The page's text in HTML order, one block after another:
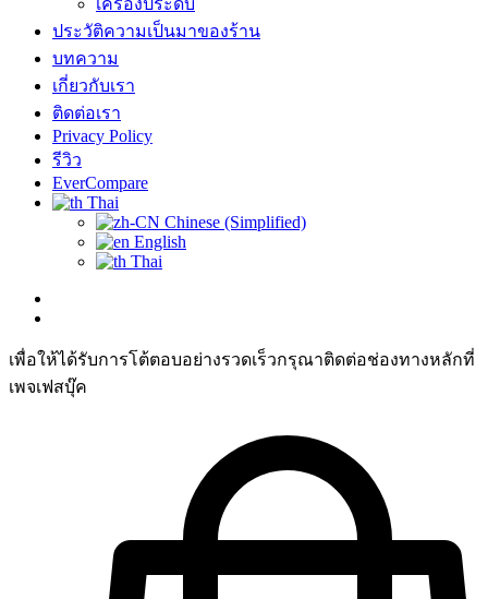
เครื่องประดับ
ประวัติความเป็นมาของร้าน
บทความ
เกี่ยวกับเรา
ติดต่อเรา
Privacy Policy
รีวิว
EverCompare
Thai
Chinese (Simplified)
English
Thai
เพื่อให้ได้รับการโต้ตอบอย่างรวดเร็วกรุณาติดต่อช่องทางหลักที่
เพจเฟสบุ๊ค